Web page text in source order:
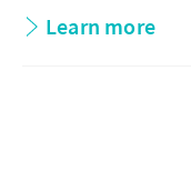
Learn more